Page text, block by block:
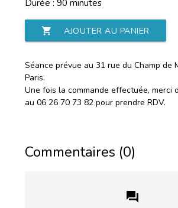
Durée : 90 minutes
shopping_cart AJOUTER AU PANIER
Séance prévue au 31 rue du Champ de
Paris.
Une fois la commande effectuée, merci
au 06 26 70 73 82 pour prendre RDV.
Commentaires (0)
forum